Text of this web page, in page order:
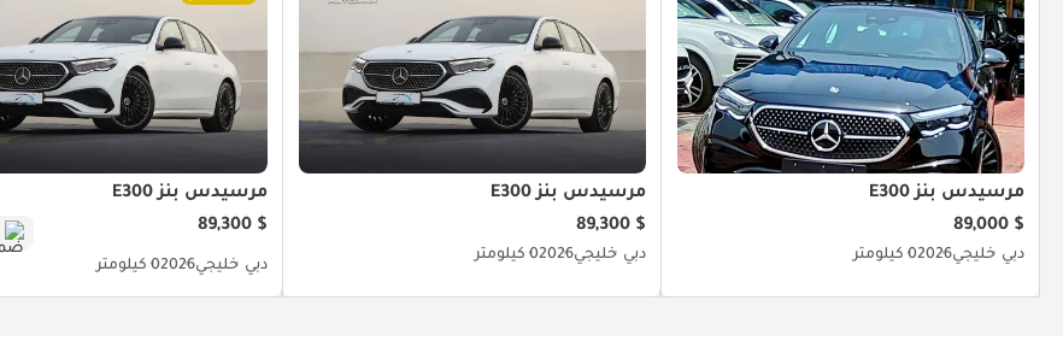
مرسيدس بنز E300
$ 89,000
دبي خليجي20260 كيلومتر
مرسيدس بنز E300
$ 89,300
دبي خليجي20260 كيلومتر
مرسيدس بنز E300
$ 89,300
دبي خليجي20260 كيلومتر